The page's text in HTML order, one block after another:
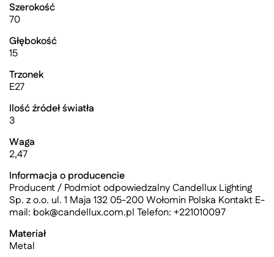
Szerokość
70
Głębokość
15
Trzonek
E27
Ilość źródeł światła
3
Waga
2,47
Informacja o producencie
Producent / Podmiot odpowiedzalny Candellux Lighting
Sp. z o.o. ul. 1 Maja 132 05-200 Wołomin Polska Kontakt E-
mail: bok@candellux.com.pl Telefon: +221010097
Materiał
Metal